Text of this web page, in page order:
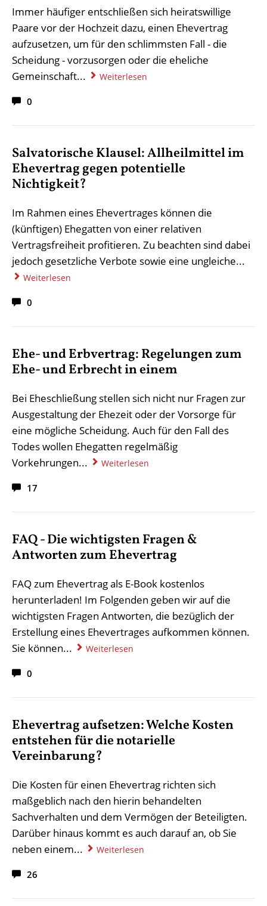
Immer häufiger entschließen sich heiratswillige
Paare vor der Hochzeit dazu, einen Ehevertrag
aufzusetzen, um für den schlimmsten Fall - die
Scheidung - vorzusorgen oder die eheliche
Gemeinschaft...
Weiterlesen
0
Salvatorische Klausel: Allheilmittel im
Ehevertrag gegen potentielle
Nichtigkeit?
Im Rahmen eines Ehevertrages können die
(künftigen) Ehegatten von einer relativen
Vertragsfreiheit profitieren. Zu beachten sind dabei
jedoch gesetzliche Verbote sowie eine ungleiche...
Weiterlesen
0
Ehe- und Erbvertrag: Regelungen zum
Ehe- und Erbrecht in einem
Bei Eheschließung stellen sich nicht nur Fragen zur
Ausgestaltung der Ehezeit oder der Vorsorge für
eine mögliche Scheidung. Auch für den Fall des
Todes wollen Ehegatten regelmäßig
Vorkehrungen...
Weiterlesen
17
FAQ - Die wichtigsten Fragen &
Antworten zum Ehevertrag
FAQ zum Ehevertrag als E-Book kostenlos
herunterladen! Im Folgenden geben wir auf die
wichtigsten Fragen Antworten, die bezüglich der
Erstellung eines Ehevertrages aufkommen können.
Sie können...
Weiterlesen
0
Ehevertrag aufsetzen: Welche Kosten
entstehen für die notarielle
Vereinbarung?
Die Kosten für einen Ehevertrag richten sich
maßgeblich nach den hierin behandelten
Sachverhalten und dem Vermögen der Beteiligten.
Darüber hinaus kommt es auch darauf an, ob Sie
neben einem...
Weiterlesen
26